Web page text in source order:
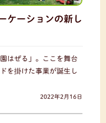
ケーションの新し
はぜる」。ここを舞台
を掛けた事業が誕生し
2022年2月16日